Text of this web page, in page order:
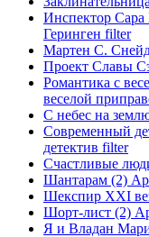
Инспектор Сара
Геринген filter
Мартен С.
Проект Славы
Романтика с
веселой
С небес на
Современный
детектив filter
Счастливые
Шантарам (2)
Шекспир XXI
Шорт-лист (2)
Я и Владан